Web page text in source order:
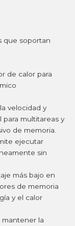
que soportan
de calor para
velocidad y
para multitareas y
de memoria.
ejecutar
sin
más bajo en
de memoria
y el calor
mantener la